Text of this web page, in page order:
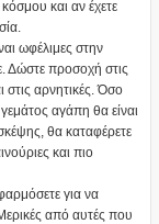
και αν έχετε
ωφέλιμες στην
Δώστε προσοχή στις
αρνητικές. Όσο
αγάπη θα είναι
θα καταφέρετε
και πιο
για να
από αυτές που